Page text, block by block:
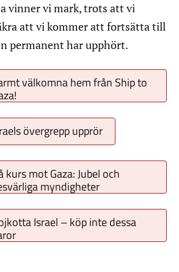
vinner vi mark, trots att vi
att vi kommer att fortsätta till
permanent har upphört.
välkomna hem från Ship to
övergrepp upprör
kurs mot Gaza: Jubel och
myndigheter
Israel – köp inte dessa